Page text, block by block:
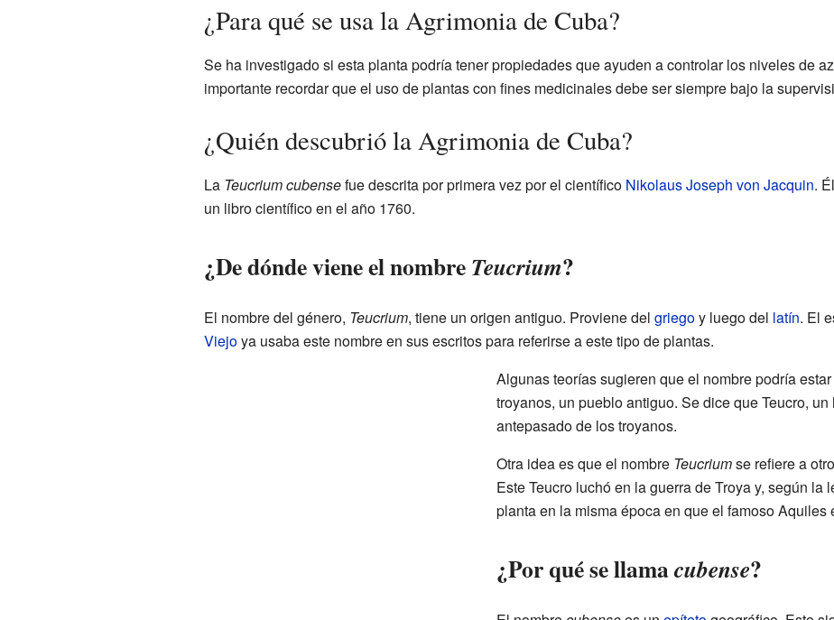
¿Para qué se usa la Agrimonia de Cuba?
Se ha investigado si esta planta podría tener propiedades que ayuden a controlar los niveles de
importante recordar que el uso de plantas con fines medicinales debe ser siempre bajo la
¿Quién descubrió la Agrimonia de Cuba?
La Teucrium cubensefue descrita por primera vez por el científico Nikolaus Joseph von Jacquin.
un libro científico en el año 1760.
¿De dónde viene el nombreTeucrium?
El nombre del género, Teucrium, tiene un origen antiguo. Proviene del griegoy luego del latín. El
Viejoya usaba este nombre en sus escritos para referirse a este tipo de plantas.
Algunas teorías sugieren que el nombre podría
troyanos, un pueblo antiguo. Se dice que Teucro,
antepasado de los troyanos.
Otra idea es que el nombre Teucriumse refiere a
Este Teucro luchó en la guerra de Troya y, según la
planta en la misma época en que el famoso
¿Por qué se llamacubense?